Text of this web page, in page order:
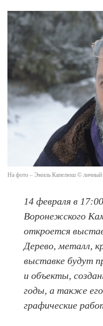
На фото – Эмиль Капелюш © личный
14 февраля в
Воронежского
откроется
Дерево, металл,
выставке будут
и объекты,
годы, а также
графические